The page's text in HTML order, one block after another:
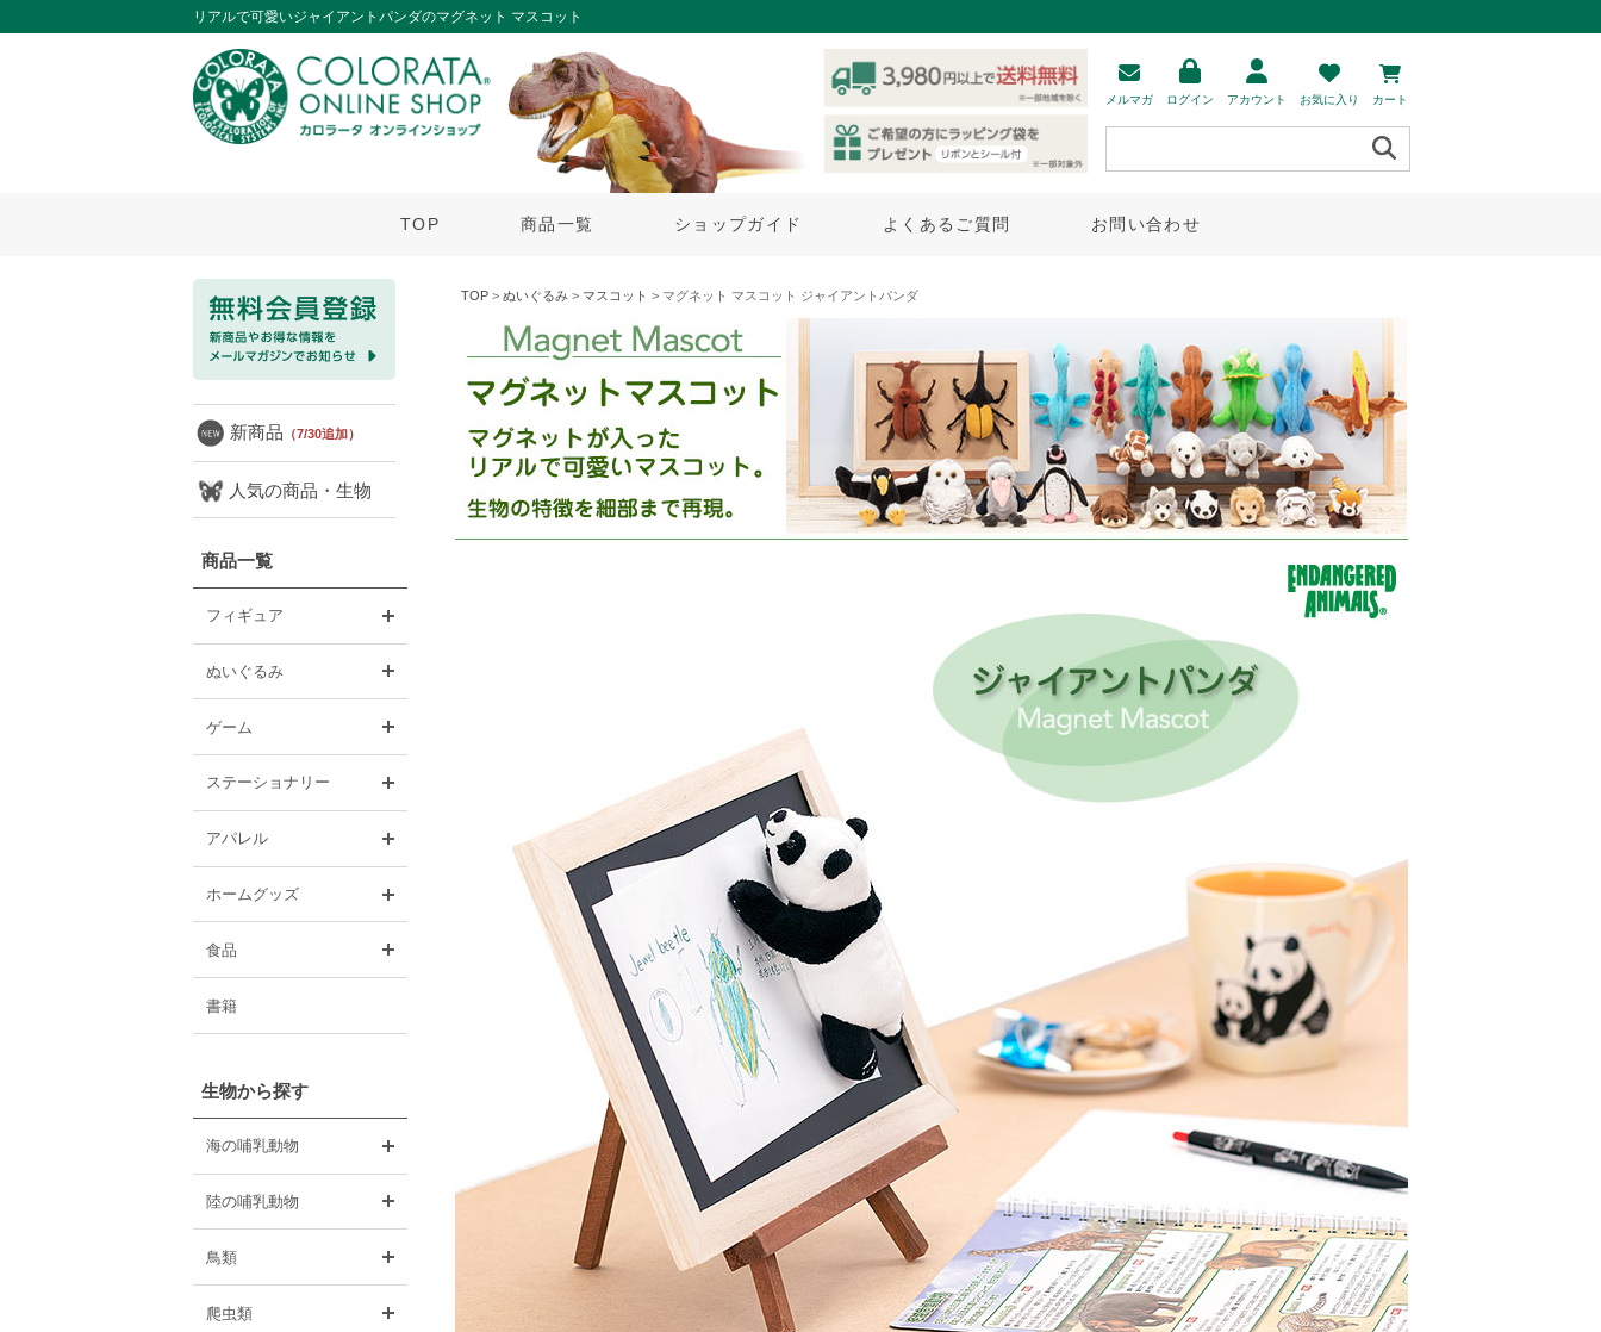
リアルで可愛いジャイアントパンダのマグネット マスコット
メルマガ ログイン アカウント お気に入り カート
TOP 商品一覧 ショップガイド よくあるご質問 お問い合わせ
新商品 （7/30追加）
人気の商品・生物
商品一覧
フィギュア
ぬいぐるみ
ゲーム
ステーショナリー
アパレル
ホームグッズ
食品
書籍
生物から探す
海の哺乳動物
陸の哺乳動物
鳥類
爬虫類
TOP > ぬいぐるみ > マスコット > マグネット マスコット ジャイアントパンダ